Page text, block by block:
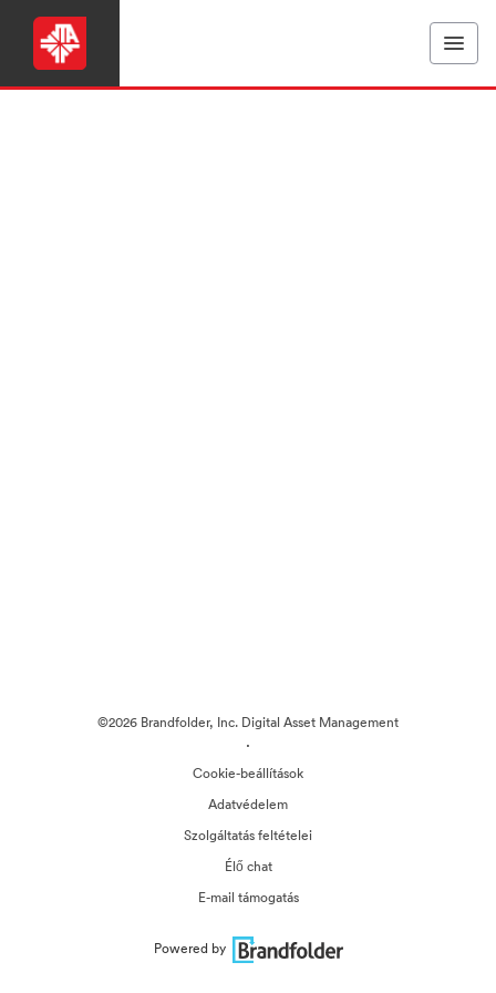
©2026 Brandfolder, Inc. Digital Asset Management
·
Cookie-beállítások
Adatvédelem
Szolgáltatás feltételei
Élő chat
E-mail támogatás
Powered by